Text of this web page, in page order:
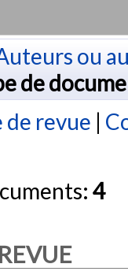
ou
de
revue |
4